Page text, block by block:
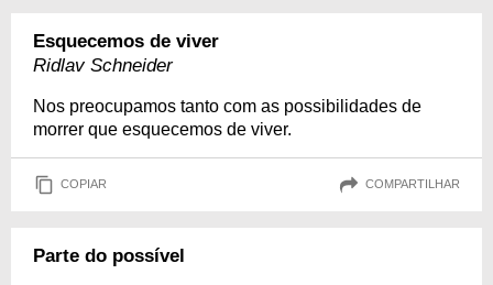
Esquecemos de viver
Ridlav Schneider
Nos preocupamos tanto com as possibilidades de
morrer que esquecemos de viver.
COPIAR COMPARTILHAR
Parte do possível